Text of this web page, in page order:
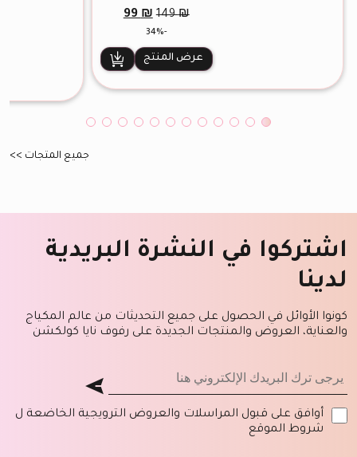
وتصفيف الحواجب +
149₪
السعر
الأصلي
149 ₪.
99₪
99 ₪.
-34%
عرض المنتج
جميع المتجات >>
اشتركوا في النشرة البريدية
لدينا
كونوا الأوائل في الحصول على جميع التحديثات من عالم المكياج
والعناية، العروض والمنتجات الجديدة على رفوف نايا كولكشن
أوافق على قبول المراسلات والعروض الترويجية الخاضعة ل
شروط الموقع